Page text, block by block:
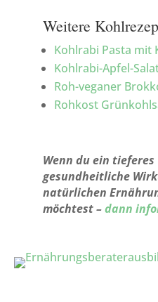
Weitere
Kohlrabi Pasta mit
Kohlrabi-Apfel-
Roh-veganer
Rohkost
Wenn du ein
gesundheitliche
natürlichen
möchtest –dann